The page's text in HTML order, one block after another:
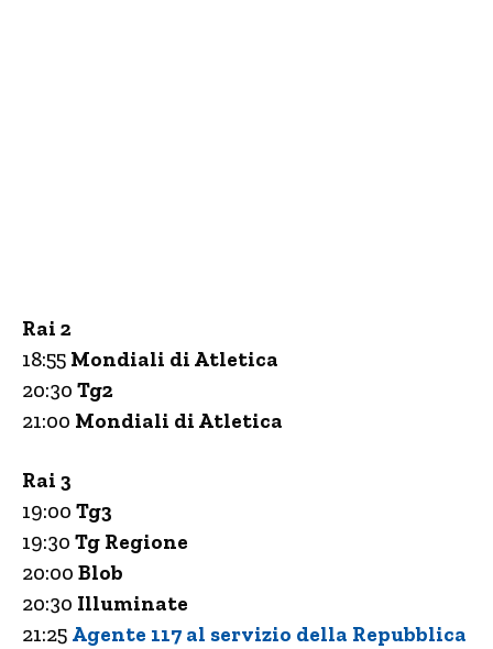
Rai 2
18:55 Mondiali di Atletica
20:30 Tg2
21:00 Mondiali di Atletica
Rai 3
19:00 Tg3
19:30 Tg Regione
20:00 Blob
20:30 Illuminate
21:25 Agente 117 al servizio della Repubblica